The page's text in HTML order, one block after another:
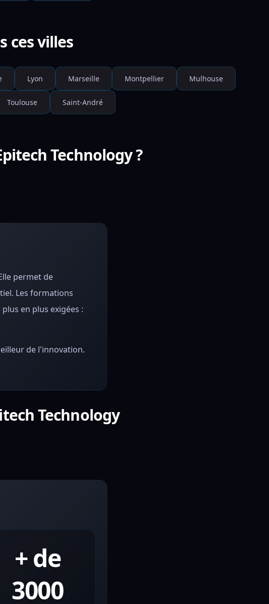
ces villes
Lyon Marseille Montpellier Mulhouse
Toulouse Saint-André
Technology ?
permet de
Les formations
en plus exigées :
de l'innovation.
Technology
+ de
3000